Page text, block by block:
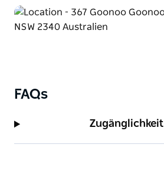
FAQs
Zugänglichkeit